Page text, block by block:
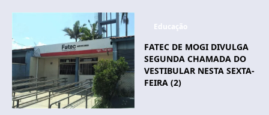
Educação
FATEC DE MOGI DIVULGA
SEGUNDA CHAMADA DO
VESTIBULAR NESTA SEXTA-
FEIRA (2)